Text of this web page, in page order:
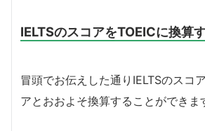
IELTSのスコアをTOEICに換算
冒頭でお伝えした通りIELTSのスコ
アとおおよそ換算することができま